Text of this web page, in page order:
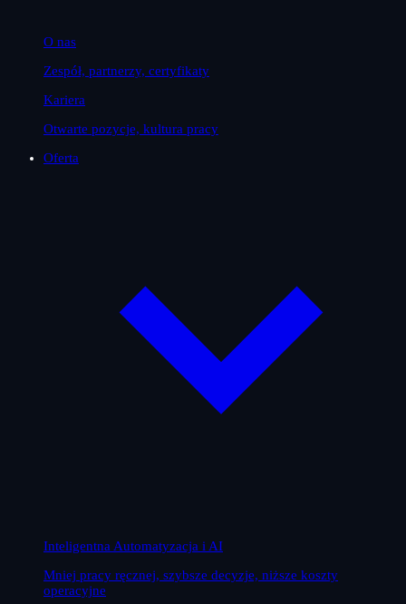
O nas
Zespół, partnerzy, certyfikaty
Kariera
Otwarte pozycje, kultura pracy
Oferta
Inteligentna Automatyzacja i AI
Mniej pracy ręcznej, szybsze decyzje, niższe koszty
operacyjne